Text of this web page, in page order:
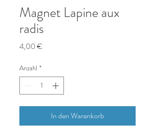
Magnet Lapine aux
radis
4,00 €
Anzahl *
In den Warenkorb